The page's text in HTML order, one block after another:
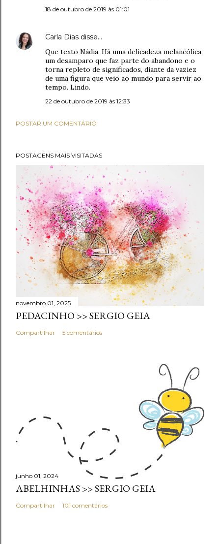
18 de outubro de 2019 às 01:01
Carla Dias disse…
Que texto Nádia. Há uma delicadeza melancólica,
um desamparo que faz parte do abandono e o
torna repleto de significados, diante da vaziez
de uma figura que veio ao mundo para servir ao
tempo. Lindo.
22 de outubro de 2019 às 12:33
POSTAR UM COMENTÁRIO
POSTAGENS MAIS VISITADAS
novembro 01, 2025
PEDACINHO >> SERGIO GEIA
Compartilhar 5 comentários
junho 01, 2024
ABELHINHAS >> SERGIO GEIA
Compartilhar 101 comentários